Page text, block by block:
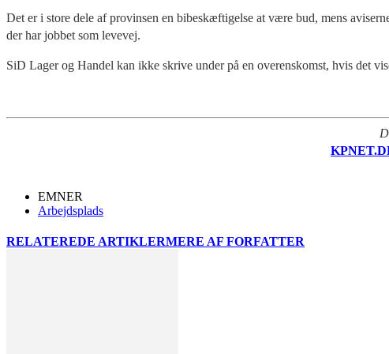
Det er i store dele af provinsen en bibeskæftigelse at være bud, mens
der har jobbet som levevej.
SiD Lager og Handel kan ikke skrive under på en overenskomst, hvis det
EMNER
Arbejdsplads
RELATEREDE ARTIKLERMERE AF FORFATTER